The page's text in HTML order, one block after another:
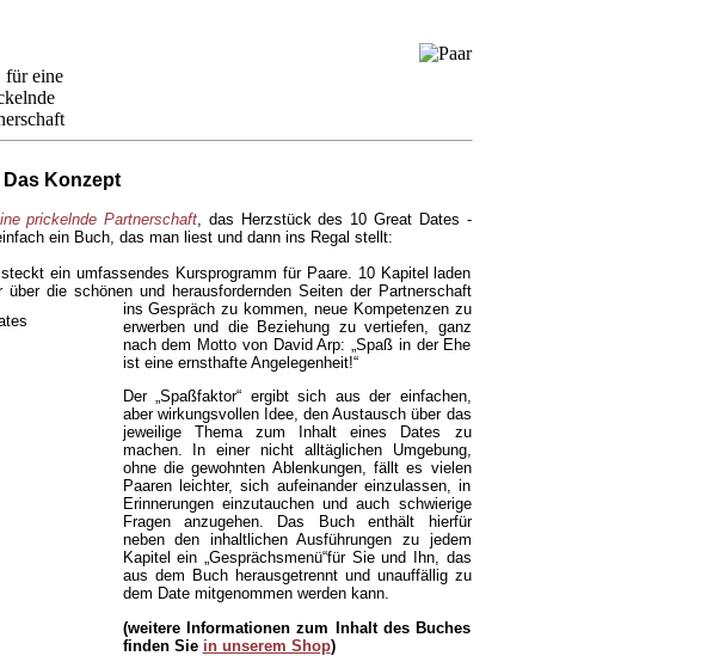
Das Konzept
prickelnde Partnerschaft, das Herzstück des 10 Great Dates -
ein Buch, das man liest und dann ins Regal stellt:
ein umfassendes Kursprogramm für Paare. 10 Kapitel laden
über die schönen und herausfordernden Seiten der Partnerschaft
ins Gespräch zu kommen, neue Kompetenzen zu
erwerben und die Beziehung zu vertiefen, ganz
nach dem Motto von David Arp: „Spaß in der Ehe
ist eine ernsthafte Angelegenheit!“
Der „Spaßfaktor“ ergibt sich aus der einfachen,
aber wirkungsvollen Idee, den Austausch über das
jeweilige Thema zum Inhalt eines Dates zu
machen. In einer nicht alltäglichen Umgebung,
ohne die gewohnten Ablenkungen, fällt es vielen
Paaren leichter, sich aufeinander einzulassen, in
Erinnerungen einzutauchen und auch schwierige
Fragen anzugehen. Das Buch enthält hierfür
neben den inhaltlichen Ausführungen zu jedem
Kapitel ein „Gesprächsmenü“für Sie und Ihn, das
aus dem Buch herausgetrennt und unauffällig zu
dem Date mitgenommen werden kann.
(weitere Informationen zum Inhalt des Buches
finden Sie in unserem Shop)